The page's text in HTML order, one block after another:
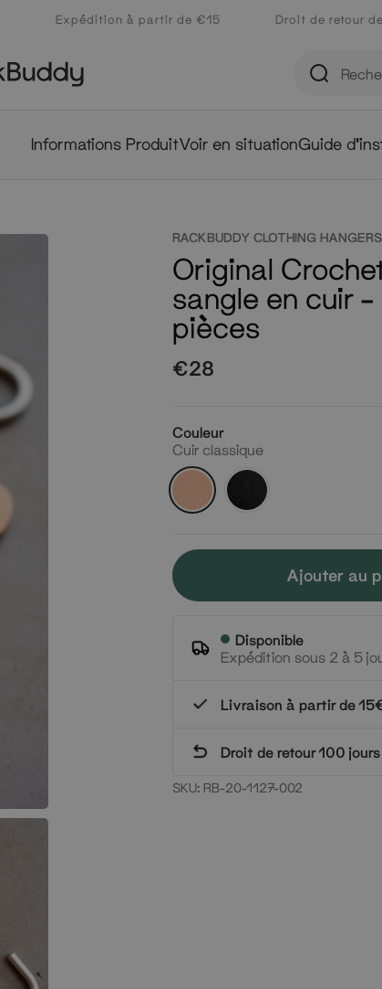
Expédition à partir de €15 Droit de retour
de
Studio
Informations ProduitVoir en situationGuide
RACKBUDDY CLOTHING
Original
sangle en cuir
pièces
€28
Couleur
Cuir classique
Cuir
classique
Cuir
noir
Ajouter au
Disponible
Expédition sous 2 à 5
Livraison à partir de
Droit de retour 100 jours
SKU: RB-20-1127-002